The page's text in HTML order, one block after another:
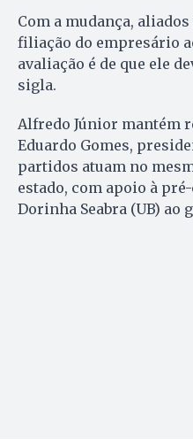
Com a mudança,
filiação do empresário
avaliação é de que ele
sigla.
Alfredo Júnior mantém
Eduardo Gomes,
partidos atuam no
estado, com apoio à
Dorinha Seabra (UB) ao